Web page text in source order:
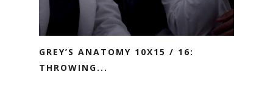
GREY’S ANATOMY 10X15 / 16:
THROWING...